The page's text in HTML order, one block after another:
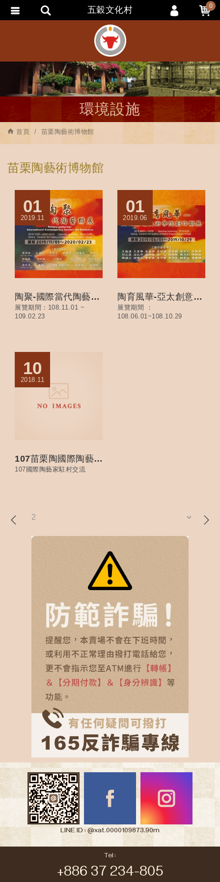
環境設施
首頁 苗栗陶藝術博物館
苗栗陶藝術博物館
01
2019.11
陶聚-國際當代陶藝聯展
展覽期間：108.11.01 ~
109.02.23
01
2019.06
陶育風華-亞太創意技術學院創作聯展
展覽期間 ：
108.06.01~108.10.29
10
2018.11
107苗栗陶國際陶藝研習
107國際陶藝家駐村交流
LINE ID : @xat.0000109873.90m
Tel :
+886 37 234-805
五穀文化村 0
會員登入
會員註冊
忘記密碼
訂單查詢
追蹤清單
匯款通知